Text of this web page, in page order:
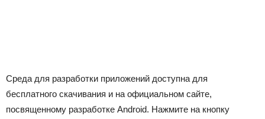
Среда для разработки приложений доступна для
бесплатного скачивания и на официальном сайте,
посвященному разработке Android. Нажмите на кнопку